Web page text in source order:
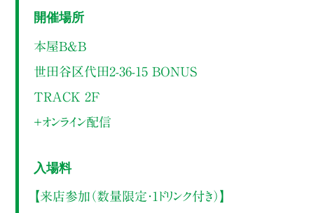
開催場所
本屋B&B
世田谷区代田2-36-15 BONUS
TRACK 2F
＋オンライン配信
入場料
【来店参加（数量限定・1ドリンク付き）】